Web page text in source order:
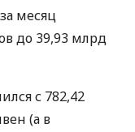
месяц
до 39,93 млрд
с 782,42
(а в